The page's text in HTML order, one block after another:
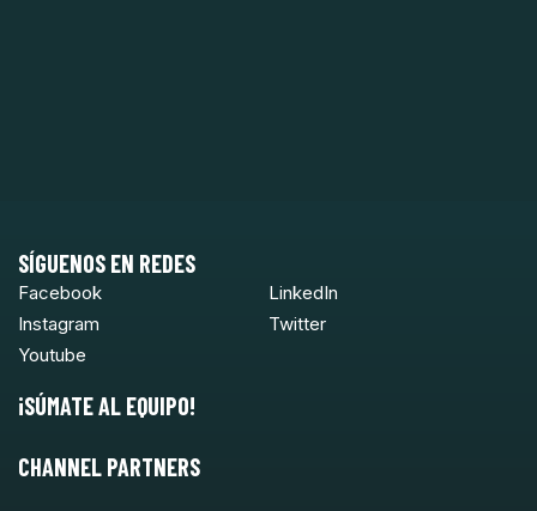
SÍGUENOS EN REDES
Facebook
LinkedIn
Instagram
Twitter
Youtube
¡SÚMATE AL EQUIPO!
CHANNEL PARTNERS